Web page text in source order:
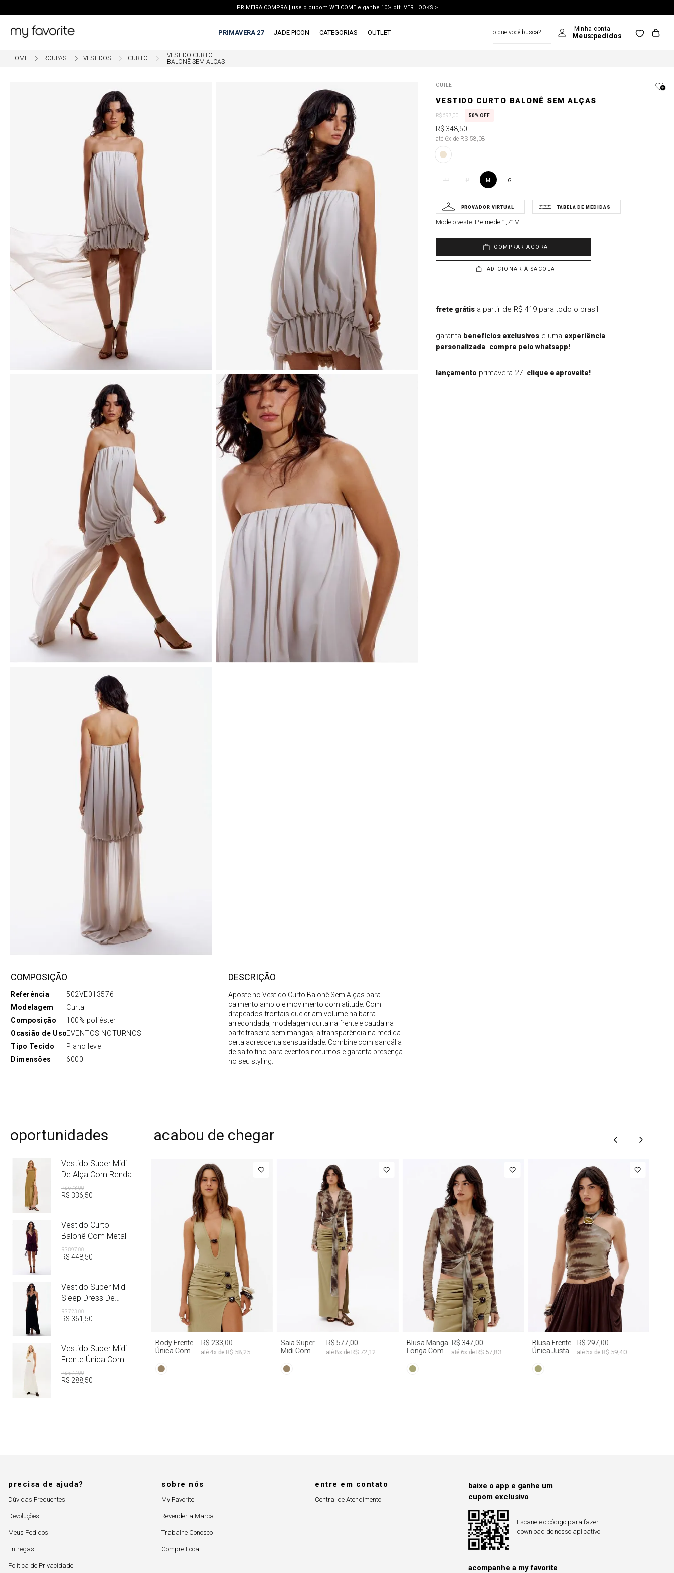
PRIMEIRA COMPRA | use o cupom WELCOME e ganhe 10% off. VER LOOKS >
PRIMAVERA 27 JADE PICON CATEGORIAS OUTLET
ROUPAS VESTIDOS CURTO
VESTIDO CURTO
BALONÊ SEM ALÇAS
COMPOSIÇÃO
Referência
502VE013576
Modelagem
Curta
Composição
100% poliéster
Ocasião de UsoEVENTOS NOTURNOS
Tipo Tecido
Plano leve
Dimensões
6000
DESCRIÇÃO
Aposte no Vestido Curto Balonê Sem Alças para
caimento amplo e movimento com atitude. Com
drapeados frontais que criam volume na barra
arredondada, modelagem curta na frente e cauda na
parte traseira sem mangas, a transparência na medida
certa acrescenta sensualidade. Combine com sandália
de salto fino para eventos noturnos e garanta presença
no seu styling.
OUTLET
VESTIDO CURTO BALONÊ SEM ALÇAS
R$697,00 50% OFF
R$ 348, 50
até 6x de R$ 58,08
PP P M G
Modelo veste: P e mede 1,71M
COMPRAR AGORA
ADICIONAR À SACOLA
frete grátisa partir de R$ 419 para todo o brasil
garanta benefícios exclusivose uma experiência
personalizada. compre pelo whatsapp!
lançamento primavera 27. clique e aproveite!
oportunidades
Vestido Super Midi
De Alça Com Renda
R$673,00
R$ 336 50
Vestido Curto
Balonê Com Metal
R$897,00
R$ 448, 50
Vestido Super Midi
Sleep Dress De
Cetim Com Metal
R$723,00
R$ 361 50
Vestido Super Midi
Frente Única Com
Linho
R$577,00
R$ 288, 50
acabou de chegar
Body Frente
Única Com
R$ 233,00
até 4x de R$ 58,25
M
Saia Super
Midi Com
Lateral
R$ 577,00
até 8x de R$ 72,12
G GG
Blusa Manga
Longa Com
Dye
R$ 347,00
até 6x de R$ 57,83
PP G
Blusa Frente
Única Justa
R$ 297,00
até5x deR$ 59,40
precisa de ajuda?
Dúvidas Frequentes
Devoluções
Meus Pedidos
Entregas
Política de Privacidade
sobre nós
My Favorite
Revender a Marca
Trabalhe Conosco
Compre Local
entre em contato
Central de Atendimento
baixe o app e ganhe um
cupom exclusivo
Escaneie o código para fazer
download do nosso aplicativo!
acompanhe a my favorite
calca jeans
calca
saia
conjunto
short
blazer
jaqueta
macacao